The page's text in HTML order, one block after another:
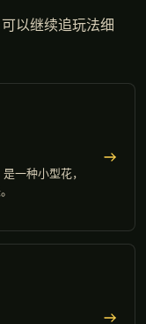
以继续追玩法细
一种小型花，